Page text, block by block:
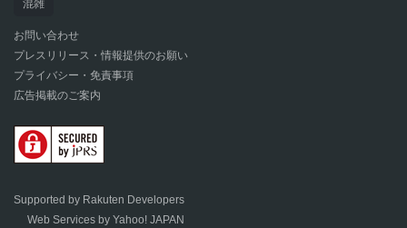
混雑
お問い合わせ
プレスリリース・情報提供のお願い
プライバシー・免責事項
広告掲載のご案内
Supported by Rakuten Developers
Web Services by Yahoo! JAPAN